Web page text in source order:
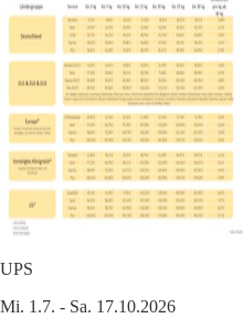
UPS
Mi. 1.7. - Sa. 17.10.2026